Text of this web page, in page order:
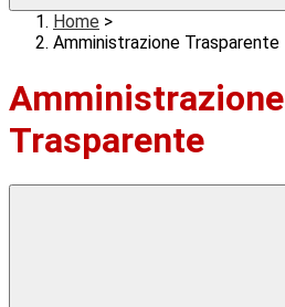
Home >
Amministrazione Trasparente
Amministrazione
Trasparente